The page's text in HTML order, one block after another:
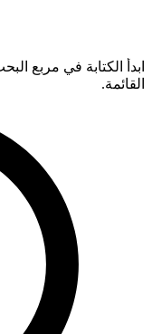
القائمة.